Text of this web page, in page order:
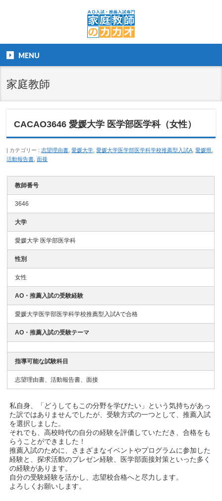
MENU
家庭教師
CACAO3646 愛媛大学 医学部医学科（女性）
カテゴリー :志望理由書 ,愛媛大学 ,愛媛大学医学部医学科学校推薦型入試A ,愛媛県
活動報告書 ,面接
教師番号
3646
大学
愛媛大学 医学部医学科
性別
女性
AO・推薦入試の受験経験
愛媛大学医学部医学科学校推薦型入試Aで合格
AO・推薦入試の受験テーマ
指導可能な試験科目
志望理由書、活動報告書、面接
私自身、「どうしてもこの分野を学びたい」という気持ちがあっ
た訳ではありませんでしたが、受験方式の一つとして、推薦入試
を選択しました。
それでも、高校時代の自分の経験を評価していただき、合格をも
らうことができました！
推薦入試のために、さまざまなイベントやプログラムに参加した
経験と、探求活動のプレゼン経験、医学部面接対策といった多く
の経験があります。
自分の受験経験を活かし、志望校合格へと尽力します。
よろしくお願いします。